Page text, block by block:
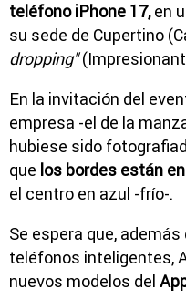
teléfono iPhone 17,en
su sede de Cupertino
dropping"
En la invitación del
empresa -el de la
hubiese sido
que los bordes están
el centro en azul -frío-.
Se espera que,
teléfonos inteligentes,
nuevos modelos del